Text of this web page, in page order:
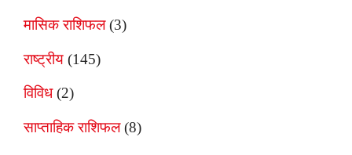
मासिक राशिफल(3)
राष्ट्रीय (145)
विविध(2)
साप्ताहिक राशिफल(8)